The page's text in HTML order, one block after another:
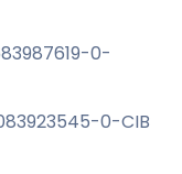
0-
0-CIB